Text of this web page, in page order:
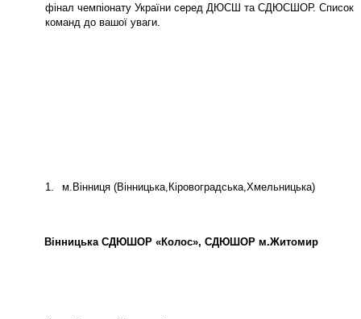
фінал чемпіонату України серед ДЮСШ та СДЮСШОР. Список
команд до вашої уваги.
1. м.Вінниця (Вінницька,Кіровоградська,Хмельницька)
Вінницька СДЮШОР «Колос», СДЮШОР м.Житомир